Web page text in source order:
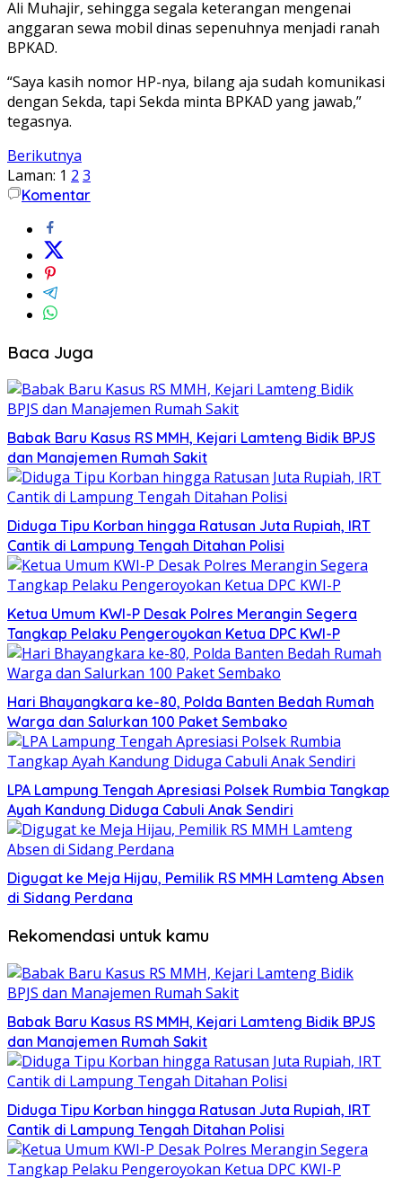
Ali Muhajir, sehingga segala keterangan mengenai
anggaran sewa mobil dinas sepenuhnya menjadi ranah
BPKAD.
“Saya kasih nomor HP-nya, bilang aja sudah komunikasi
dengan Sekda, tapi Sekda minta BPKAD yang jawab,”
tegasnya.
Berikutnya
Laman: 1 2 3
Komentar
Baca Juga
Babak Baru Kasus RS MMH, Kejari Lamteng Bidik BPJS
dan Manajemen Rumah Sakit
Diduga Tipu Korban hingga Ratusan Juta Rupiah, IRT
Cantik di Lampung Tengah Ditahan Polisi
Ketua Umum KWI-P Desak Polres Merangin Segera
Tangkap Pelaku Pengeroyokan Ketua DPC KWI-P
Hari Bhayangkara ke-80, Polda Banten Bedah Rumah
Warga dan Salurkan 100 Paket Sembako
LPA Lampung Tengah Apresiasi Polsek Rumbia Tangkap
Ayah Kandung Diduga Cabuli Anak Sendiri
Digugat ke Meja Hijau, Pemilik RS MMH Lamteng Absen
di Sidang Perdana
Rekomendasi untuk kamu
Babak Baru Kasus RS MMH, Kejari Lamteng Bidik BPJS
dan Manajemen Rumah Sakit
Diduga Tipu Korban hingga Ratusan Juta Rupiah, IRT
Cantik di Lampung Tengah Ditahan Polisi